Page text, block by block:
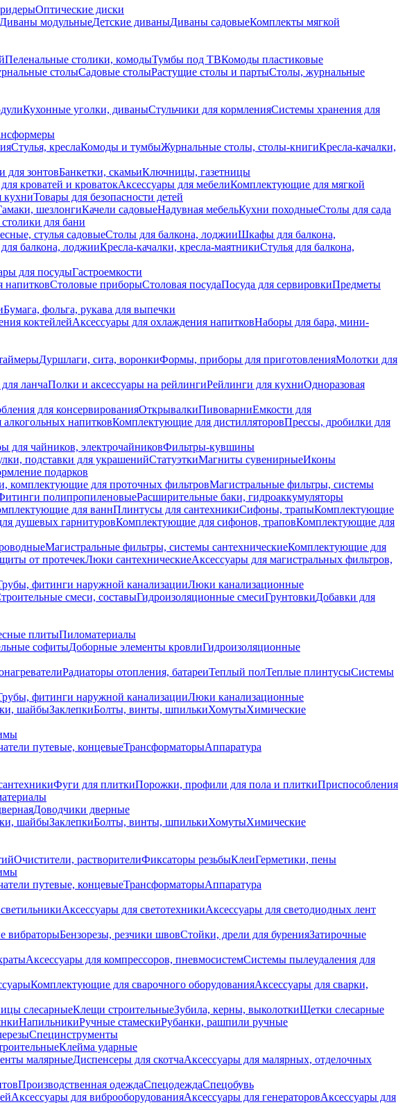
Оптические диски
Диваны модульныеДетские диваныДиваны садовыеКомплекты мягкой
Пеленальные столики, комодыТумбы под ТВКомоды пластиковые
столыСадовые столыРастущие столы и партыСтолы, журнальные
Кухонные уголки, диваныСтульчики для кормленияСистемы хранения для
Стулья, креслаКомоды и тумбыЖурнальные столы, столы-книгиКресла-качалки,
для зонтовБанкетки, скамьиКлючницы, газетницы
кроватей и кроватокАксессуары для мебелиКомплектующие для мягкой
кухниТовары для безопасности детей
шезлонгиКачели садовыеНадувная мебельКухни походныеСтолы для сада
для бани
стулья садовыеСтолы для балкона, лоджииШкафы для балкона,
балкона, лоджииКресла-качалки, кресла-маятникиСтулья для балкона,
для посудыГастроемкости
напитковСтоловые приборыСтоловая посудаПосуда для сервировкиПредметы
Бумага, фольга, рукава для выпечки
коктейлейАксессуары для охлаждения напитковНаборы для бара, мини-
Дуршлаги, сита, воронкиФормы, приборы для приготовленияМолотки для
ланчаПолки и аксессуары на рейлингиРейлинги для кухниОдноразовая
для консервированияОткрывалкиПивоварниЕмкости для
напитковКомплектующие для дистилляторовПрессы, дробилки для
для чайников, электрочайниковФильтры-кувшины
подставки для украшенийСтатуэткиМагниты сувенирныеИконы
подарков
комплектующие для проточных фильтровМагистральные фильтры, системы
полипропиленовыеРасширительные баки, гидроаккумуляторы
для ваннПлинтусы для сантехникиСифоны, трапыКомплектующие
душевых гарнитуровКомплектующие для сифонов, траповКомплектующие для
Магистральные фильтры, системы сантехническиеКомплектующие для
от протечекЛюки сантехническиеАксессуары для магистральных фильтров,
фитинги наружной канализацииЛюки канализационные
смеси, составыГидроизоляционные смесиГрунтовкиДобавки для
плитыПиломатериалы
софитыДоборные элементы кровлиГидроизоляционные
Радиаторы отопления, батареиТеплый полТеплые плинтусыСистемы
фитинги наружной канализацииЛюки канализационные
шайбыЗаклепкиБолты, винты, шпилькиХомутыХимические
путевые, концевыеТрансформаторыАппаратура
Фуги для плиткиПорожки, профили для пола и плиткиПриспособления
Доводчики дверные
шайбыЗаклепкиБолты, винты, шпилькиХомутыХимические
Очистители, растворителиФиксаторы резьбыКлеиГерметики, пены
путевые, концевыеТрансформаторыАппаратура
Аксессуары для светотехникиАксессуары для светодиодных лент
вибраторыБензорезы, резчики швовСтойки, дрели для буренияЗатирочные
Аксессуары для компрессоров, пневмосистемСистемы пылеудаления для
Комплектующие для сварочного оборудованияАксессуары для сварки,
слесарныеКлещи строительныеЗубила, керны, выколоткиЩетки слесарные
НапильникиРучные стамескиРубанки, рашпили ручные
Специнструменты
Клейма ударные
малярныеДиспенсеры для скотчаАксессуары для малярных, отделочных
Производственная одеждаСпецодеждаСпецобувь
Аксессуары для виброоборудованияАксессуары для генераторовАксессуары для